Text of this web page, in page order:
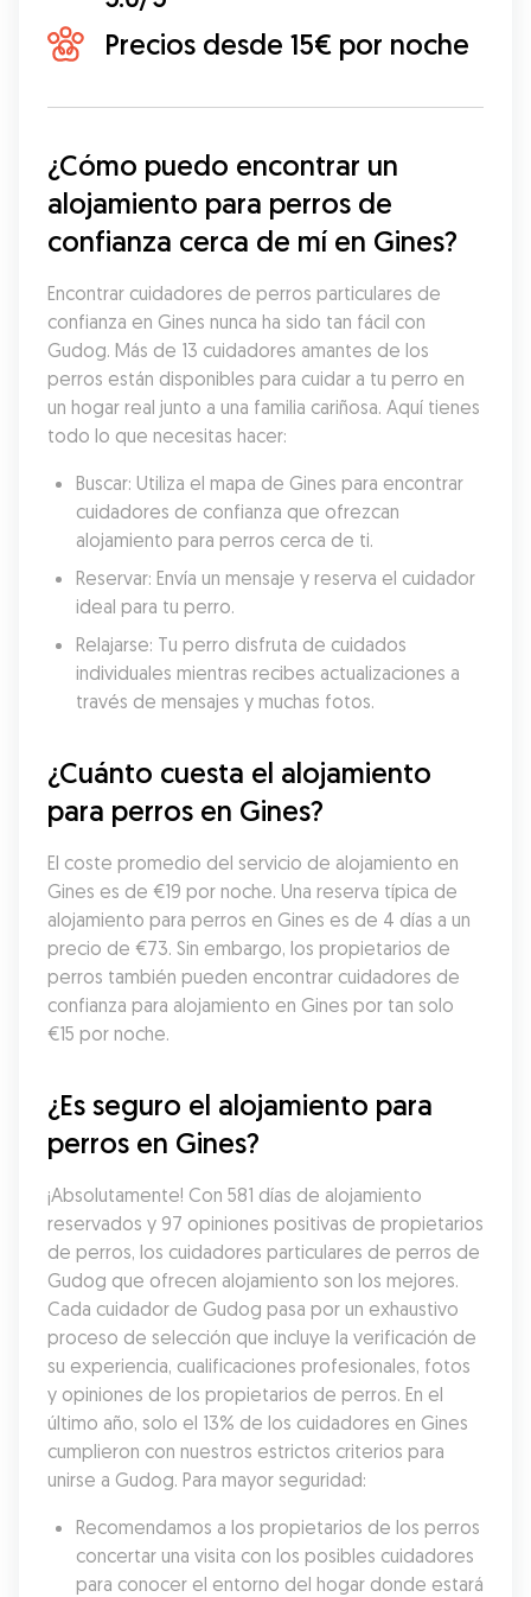
Precios desde 15€ por noche
¿Cómo puedo encontrar un
alojamiento para perros de
confianza cerca de mí en Gines?
Encontrar cuidadores de perros particulares de
confianza en Gines nunca ha sido tan fácil con
Gudog. Más de 13 cuidadores amantes de los
perros están disponibles para cuidar a tu perro en
un hogar real junto a una familia cariñosa. Aquí tienes
todo lo que necesitas hacer:
Buscar: Utiliza el mapa de Gines para encontrar
cuidadores de confianza que ofrezcan
alojamiento para perros cerca de ti.
Reservar: Envía un mensaje y reserva el cuidador
ideal para tu perro.
Relajarse: Tu perro disfruta de cuidados
individuales mientras recibes actualizaciones a
través de mensajes y muchas fotos.
¿Cuánto cuesta el alojamiento
para perros en Gines?
El coste promedio del servicio de alojamiento en
Gines es de €19 por noche. Una reserva típica de
alojamiento para perros en Gines es de 4 días a un
precio de €73. Sin embargo, los propietarios de
perros también pueden encontrar cuidadores de
confianza para alojamiento en Gines por tan solo
€15 por noche.
¿Es seguro el alojamiento para
perros en Gines?
¡Absolutamente! Con 581 días de alojamiento
reservados y 97 opiniones positivas de propietarios
de perros, los cuidadores particulares de perros de
Gudog que ofrecen alojamiento son los mejores.
Cada cuidador de Gudog pasa por un exhaustivo
proceso de selección que incluye la verificación de
su experiencia, cualificaciones profesionales, fotos
y opiniones de los propietarios de perros. En el
último año, solo el 13% de los cuidadores en Gines
cumplieron con nuestros estrictos criterios para
unirse a Gudog. Para mayor seguridad:
Recomendamos a los propietarios de los perros
concertar una visita con los posibles cuidadores
para conocer el entorno del hogar donde estará